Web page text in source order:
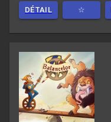
DÉTAIL ☆